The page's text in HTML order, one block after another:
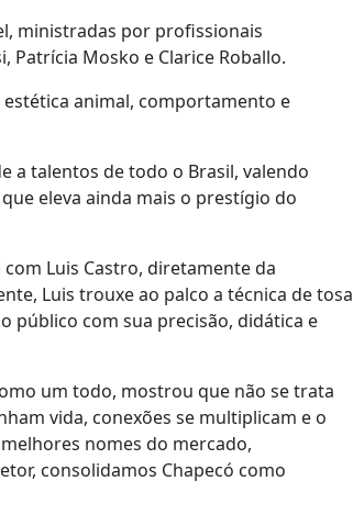
ministradas por profissionais
Patrícia Mosko e Clarice Roballo.
animal, comportamento e
a talentos de todo o Brasil, valendo
eleva ainda mais o prestígio do
Luis Castro, diretamente da
Luis trouxe ao palco a técnica de tosa
público com sua precisão, didática e
um todo, mostrou que não se trata
vida, conexões se multiplicam e o
nomes do mercado,
consolidamos Chapecó como